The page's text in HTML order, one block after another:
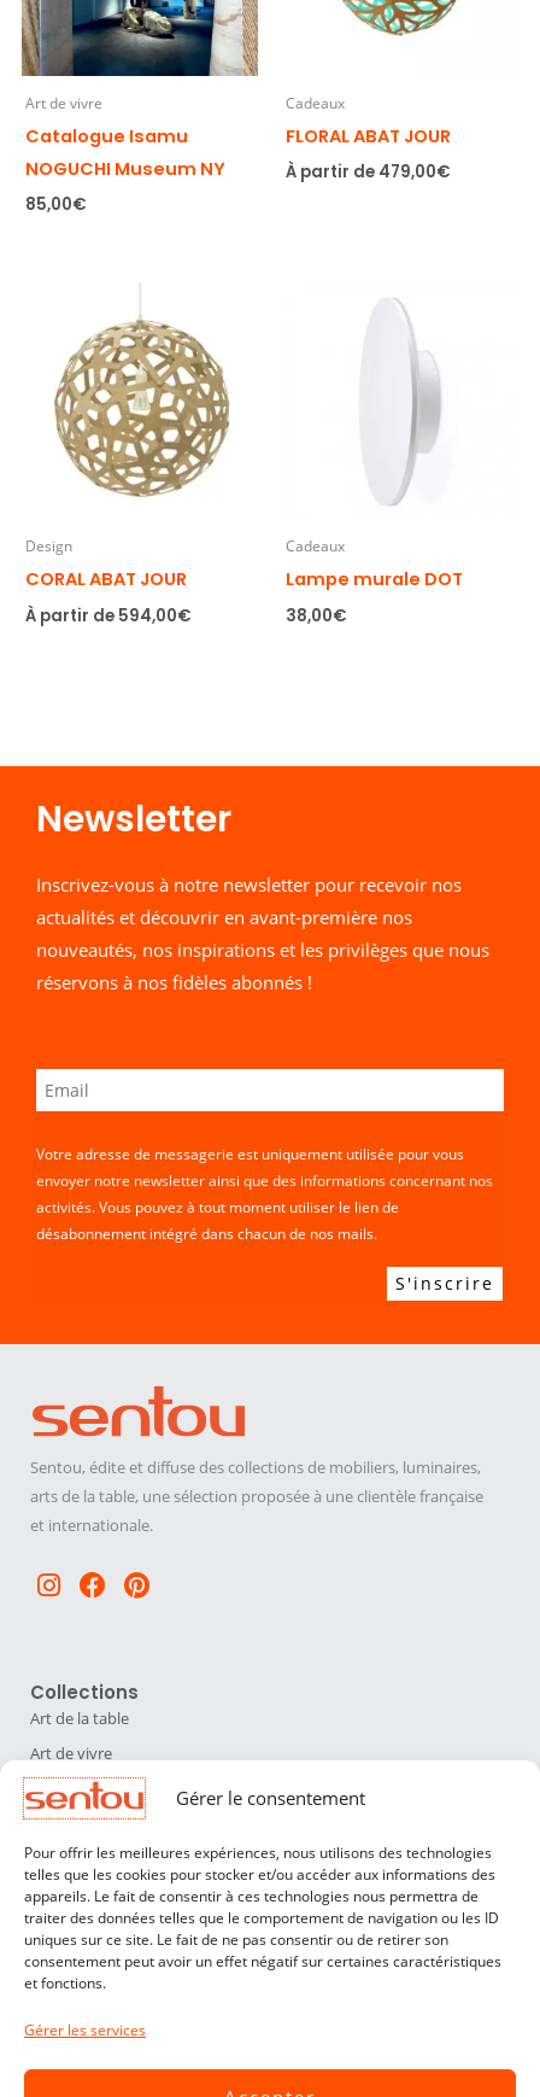
Gérer le consentement
Pour offrir les meilleures expériences, nous utilisons des technologies
telles que les cookies pour stocker et/ou accéder aux informations des
appareils. Le fait de consentir à ces technologies nous permettra de
traiter des données telles que le comportement de navigation ou les ID
uniques sur ce site. Le fait de ne pas consentir ou de retirer son
consentement peut avoir un effet négatif sur certaines caractéristiques
et fonctions.
Gérer les services
Art de vivre
Catalogue Isamu
NOGUCHI Museum NY
85,00€
Cadeaux
FLORAL ABAT JOUR
À partir de 479,00€
Design
CORAL ABAT JOUR
À partir de 594,00€
Cadeaux
Lampe murale DOT
38,00€
Newsletter​
Inscrivez-vous à notre newsletter pour recevoir nos
actualités et découvrir en avant-première nos
nouveautés, nos inspirations et les privilèges que nous
réservons à nos fidèles abonnés !
Votre adresse de messagerie est uniquement utilisée pour vous
envoyer notre newsletter ainsi que des informations concernant nos
activités. Vous pouvez à tout moment utiliser le lien de
désabonnement intégré dans chacun de nos mails.
Sentou, édite et diffuse des collections de mobiliers, luminaires,
arts de la table, une sélection proposée à une clientèle française
et internationale.
Instagram
Facebook
Pinterest
Collections
Art de la table
Art de vivre
Déco
Luminaires
Mobilier
Sentou
Qui sommes nous ?
Nos designers